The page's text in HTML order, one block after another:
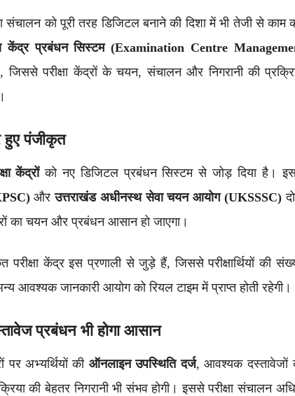
संचालन को पूरी तरह डिजिटल बनाने की दिशा में भी तेजी से काम
केंद्र प्रबंधन सिस्टम (Examination Centre
जिससे परीक्षा केंद्रों के चयन, संचालन और निगरानी की
हुए पंजीकृत
केंद्रोंको नए डिजिटल प्रबंधन सिस्टम से जोड़ दिया है।
औरउत्तराखंड अधीनस्थ सेवा चयन आयोग (UKSSSC)
का चयन और प्रबंधन आसान हो जाएगा।
केंद्र इस प्रणाली से जुड़े हैं, जिससे परीक्षार्थियों की
आवश्यक जानकारी आयोग को रियल टाइम में प्राप्त होती रहेगी।
प्रबंधन भी होगा आसान
पर अभ्यर्थियों की ऑनलाइन उपस्थिति दर्ज, आवश्यक दस्तावेजों
की बेहतर निगरानी भी संभव होगी। इससे परीक्षा संचालन